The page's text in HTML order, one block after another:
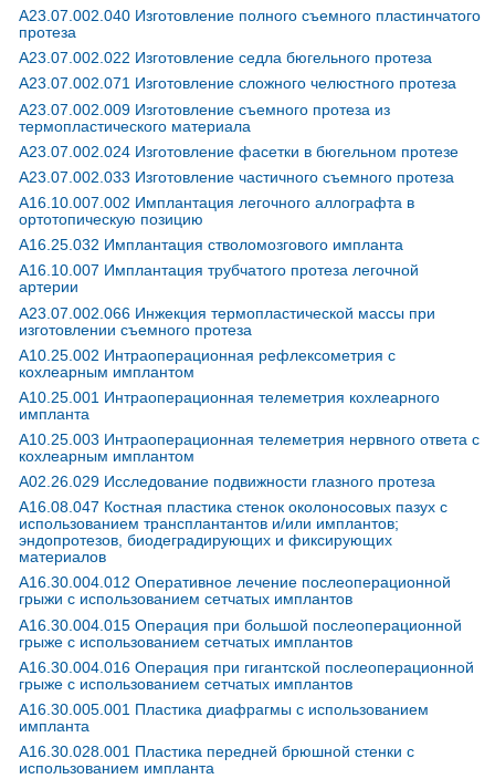
Дега в Рабочем переулке
Санкт-Петербург; Рабочий пер., д. 3 ; м. Василеостровская
+7(499..показать
33000₽ Запись
Sonriza на Уральской
Санкт-Петербург; ул. Уральская, д. 6, стр. 1
; м. Спортивная
+7(499..показать
35000-150000₽ Запись
32 Clinic на Бородинской
Краснодар; ул. Бородинская, д. 137/1;
+7(861..показать
Детская стоматология Вероника на Олеко Дундича
Санкт-Петербург; ул. Олеко Дундича, д. 17, корп. 1; м. Купчино
+7(499
37220-65000₽ Запись
Спектра в Петровском переулке
Москва; Петровский пер., д. 5, стр. 4
+7(495..показать
43650-53700₽ Запись
Меди на Невском проспекте
Санкт-Петербург; Невский пр-т, д. 82
+7(499..показать
57436-224170₽ Запись
Belgravia Dental Studio на Ефремова
Москва; ул. Ефремова, д. 10, стр. 1, корп. 4/5; м. Фрунзенская
+7(495..показать
77000₽ Запись
Belgravia Dental Studio на Ленинградском шоссе
Москва; Ленинградское шоссе, 92А; м. Речной Вокзал
A23.07.002.040 Изготовление полного съемного пластинчатого
протеза
A23.07.002.022 Изготовление седла бюгельного протеза
A23.07.002.071 Изготовление сложного челюстного протеза
A23.07.002.009 Изготовление съемного протеза из
термопластического материала
A23.07.002.024 Изготовление фасетки в бюгельном протезе
A23.07.002.033 Изготовление частичного съемного протеза
A16.10.007.002 Имплантация легочного аллографта в
ортотопическую позицию
A16.25.032 Имплантация стволомозгового импланта
A16.10.007 Имплантация трубчатого протеза легочной
артерии
A23.07.002.066 Инжекция термопластической массы при
изготовлении съемного протеза
A10.25.002 Интраоперационная рефлексометрия с
кохлеарным имплантом
A10.25.001 Интраоперационная телеметрия кохлеарного
импланта
A10.25.003 Интраоперационная телеметрия нервного ответа с
кохлеарным имплантом
A02.26.029 Исследование подвижности глазного протеза
A16.08.047 Костная пластика стенок околоносовых пазух с
использованием трансплантантов и/или имплантов;
эндопротезов, биодеградирующих и фиксирующих
материалов
A16.30.004.012 Оперативное лечение послеоперационной
грыжи с использованием сетчатых имплантов
A16.30.004.015 Операция при большой послеоперационной
грыже с использованием сетчатых имплантов
A16.30.004.016 Операция при гигантской послеоперационной
грыже с использованием сетчатых имплантов
A16.30.005.001 Пластика диафрагмы с использованием
импланта
A16.30.028.001 Пластика передней брюшной стенки с
использованием импланта